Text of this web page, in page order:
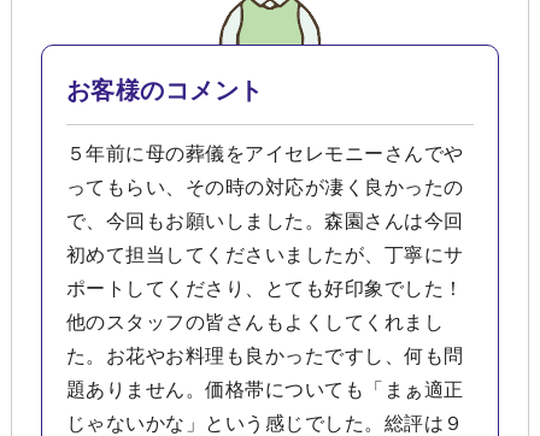
お客様のコメント
５年前に母の葬儀をアイセレモニーさんでや
ってもらい、その時の対応が凄く良かったの
で、今回もお願いしました。森園さんは今回
初めて担当してくださいましたが、丁寧にサ
ポートしてくださり、とても好印象でした！
他のスタッフの皆さんもよくしてくれまし
た。お花やお料理も良かったですし、何も問
題ありません。価格帯についても「まぁ適正
じゃないかな」という感じでした。総評は９